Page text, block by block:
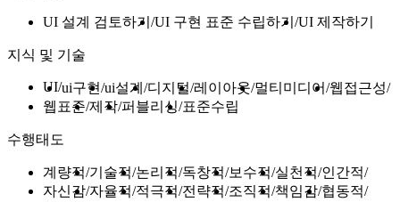
UI 설계 검토하기 UI 구현 표준 수립하기 UI 제작하기
지식 및 기술
UI ui구현 ui설계 디지털 레이아웃 멀티미디어 웹접근성
웹표준 제작 퍼블리싱 표준수립
수행태도
계량적 기술적 논리적 독창적 보수적 실천적 인간적
자신감 자율적 적극적 전략적 조직적 책임감 협동적